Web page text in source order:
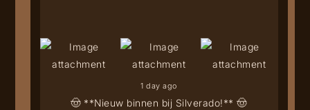
🤠 **Nieuw binnen bij Silverado!** 🤠
1 day ago